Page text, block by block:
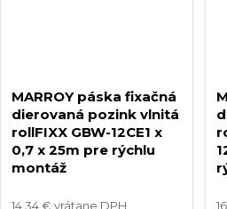
MARROY páska fixačná
dierovaná pozink vlnitá
rollFIXX GBW-12CE1 x
0,7 x 25m pre rýchlu
montáž
14,34 € vrátane DPH